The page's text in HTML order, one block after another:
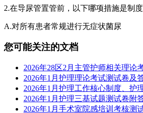
2.在导尿管置管前，以下哪项措施是制
A.对所有患者常规进行无症状菌尿
您可能关注的文档
2026年28区2月主管护师相关理论
2026年1月护理理论考试测试卷及
2026年1月护理工作核心制度、护
2026年1月护理三基试题测试卷附
2026年1月手术室院感培训考核测